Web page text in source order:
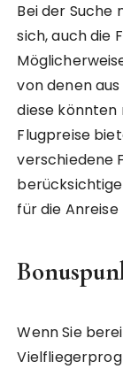
Bei der Suche
sich, auch die
von denen
diese könnten
Flugpreise
verschiedene
für die Anreise
Wenn Sie